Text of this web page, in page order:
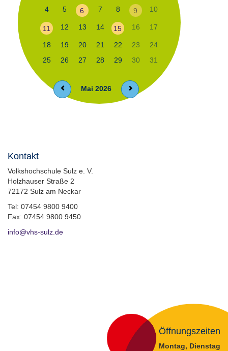
4
5 6 7 8 9 10
11 12 13 14 15 16 17
18 19 20 21 22 23
24
25
26 27 28 29 30 31
Mai 2026
Kontakt
Volkshochschule Sulz e. V.
Holzhauser Straße 2
72172 Sulz am Neckar
Tel: 07454 9800 9400
Fax: 07454 9800 9450
info@vhs-sulz.de
Öffnungszeiten
Montag, Dienstag